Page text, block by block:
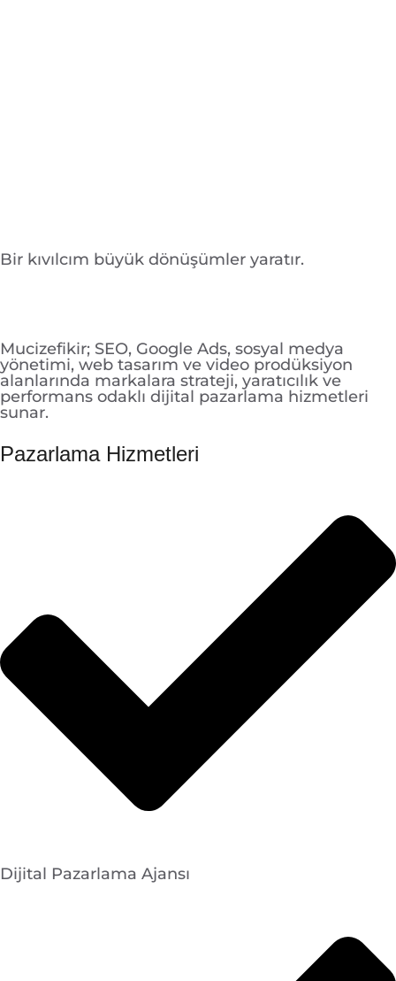
Bir kıvılcım büyük dönüşümler yaratır.
Mucizefikir; SEO, Google Ads, sosyal medya
yönetimi, web tasarım ve video prodüksiyon
alanlarında markalara strateji, yaratıcılık ve
performans odaklı dijital pazarlama hizmetleri
sunar.
Pazarlama Hizmetleri
Dijital Pazarlama Ajansı